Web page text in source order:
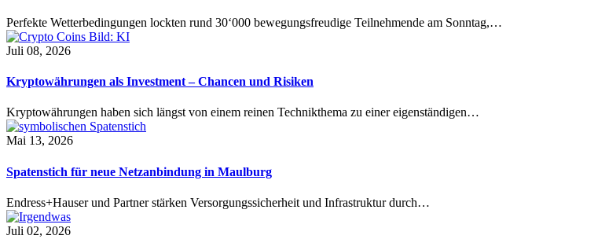
Perfekte Wetterbedingungen lockten rund 30‘000 bewegungsfreudige Teilnehmende am Sonntag,…
Juli 08, 2026
Kryptowährungen als Investment – Chancen und Risiken
Kryptowährungen haben sich längst von einem reinen Technikthema zu einer eigenständigen…
Mai 13, 2026
Spatenstich für neue Netzanbindung in Maulburg
Endress+Hauser und Partner stärken Versorgungssicherheit und Infrastruktur durch…
Juli 02, 2026